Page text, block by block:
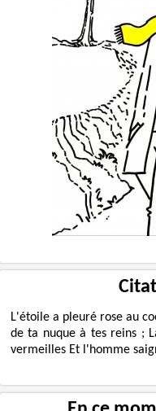
L'étoile a pleuré rose au
de ta nuque à tes reins ;
vermeilles Et l'homme